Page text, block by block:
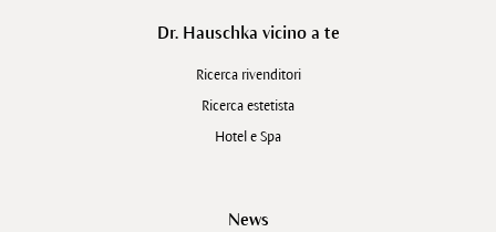
Dr. Hauschka vicino a te
Ricerca rivenditori
Ricerca estetista
Hotel e Spa
News